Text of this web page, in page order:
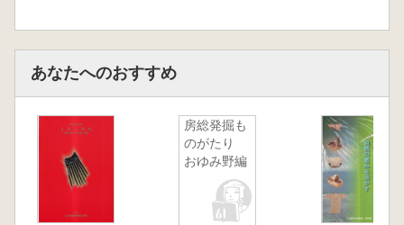
あなたへのおすすめ
房総発掘も
のがたり
おゆみ野編